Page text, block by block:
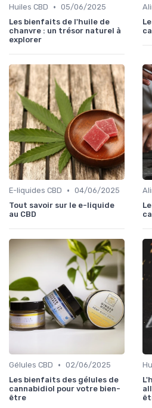
Huiles CBD • 05/06/2025
Les bienfaits de l'huile de
chanvre : un trésor naturel à
explorer
E-liquides CBD • 04/06/2025
Tout savoir sur le e-liquide
au CBD
Gélules CBD • 02/06/2025
Les bienfaits des gélules de
cannabidiol pour votre bien-
être